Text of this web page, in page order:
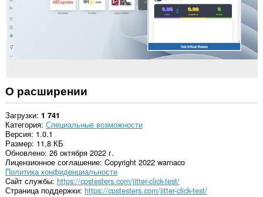
О расширении
Загрузки 1 741
Категория Специальные возможности
Версия 1.0.1
Размер 11,8 КБ
Обновлено 26 октября 2022 г.
Лицензионное соглашение Copyright 2022 warnaco
Политика конфиденциальности
Cайт службы https://cpstesters.com/jitter-click-test/
Страница поддержки https://cpstesters.com/jitter-click-test/